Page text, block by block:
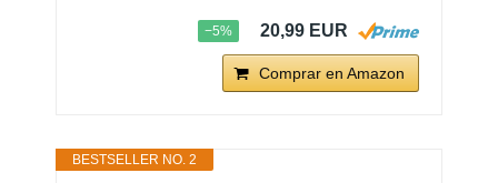
−5% 20,99 EUR
Comprar en Amazon
BESTSELLER NO. 2